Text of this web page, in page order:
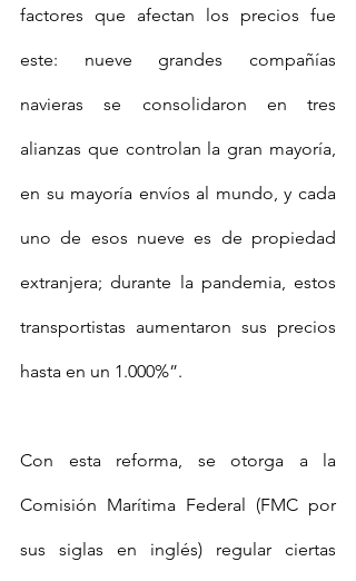
factores que afectan los precios fue
este: nueve grandes compañías
navieras se consolidaron en tres
alianzas que controlan la gran mayoría,
en su mayoría envíos al mundo, y cada
uno de esos nueve es de propiedad
extranjera; durante la pandemia, estos
transportistas aumentaron sus precios
hasta en un 1.000%”.
Con esta reforma, se otorga a la
Comisión Marítima Federal (FMC por
sus siglas en inglés) regular ciertas